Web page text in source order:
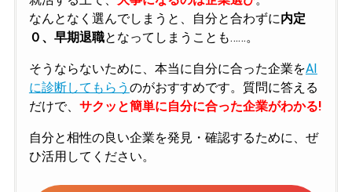
なんとなく選んでしまうと、自分と合わずに内定
０、早期退職となってしまうことも……。
そうならないために、本当に自分に合った企業をAI
に診断してもらう のがおすすめです。質問に答える
だけで、 サクッと簡単に自分に合った企業がわかる!
自分と相性の良い企業を発見・確認するために、ぜ
ひ活用してください。